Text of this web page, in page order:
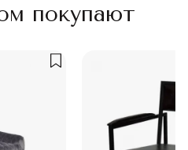
покупают